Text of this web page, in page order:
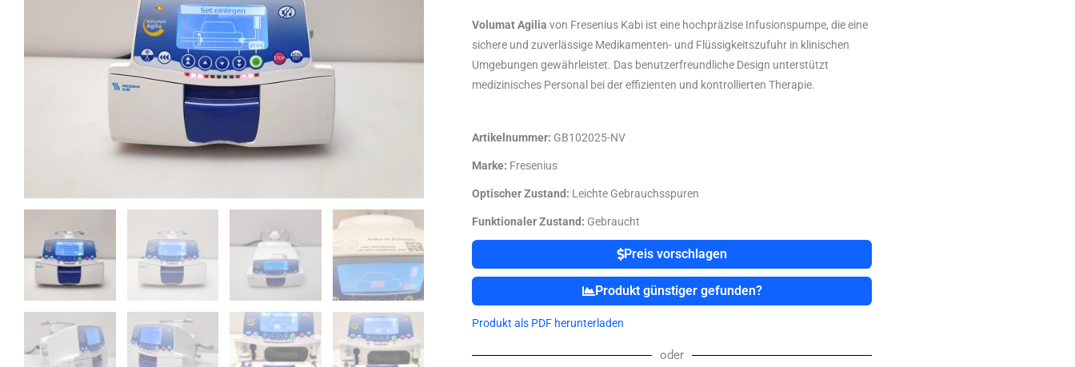
Volumat Agilia von Fresenius Kabi ist eine hochpräzise Infusionspumpe, die eine
sichere und zuverlässige Medikamenten- und Flüssigkeitszufuhr in klinischen
Umgebungen gewährleistet. Das benutzerfreundliche Design unterstützt
medizinisches Personal bei der effizienten und kontrollierten Therapie.
Artikelnummer: GB102025-NV
Marke: Fresenius
Optischer Zustand: Leichte Gebrauchsspuren
Funktionaler Zustand: Gebraucht
Preis vorschlagen
Produkt günstiger gefunden?
Produkt als PDF herunterladen
oder